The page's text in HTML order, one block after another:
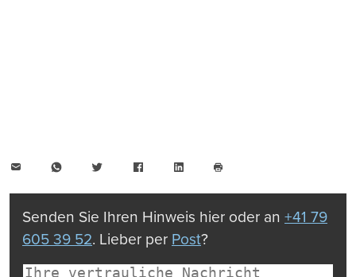
WhatsAppTwitter FacebookLinkedIn
drucken
Senden Sie Ihren Hinweis hier oder an +41 79
605 39 52. Lieber per Post?